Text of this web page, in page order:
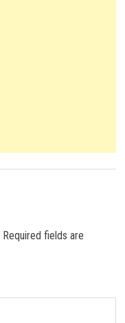
Required fields are